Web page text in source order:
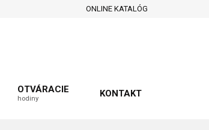
ONLINE KATALÓG
OTVÁRACIE
hodiny KONTAKT